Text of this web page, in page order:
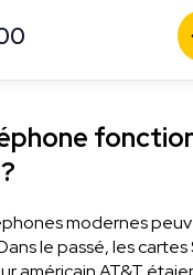
modernes
le passé, les cartes